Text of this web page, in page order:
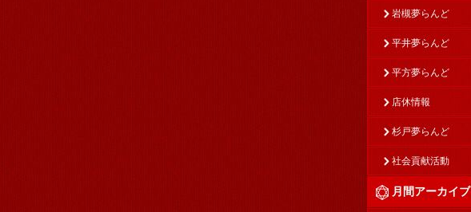
岩槻夢らんど
平井夢らんど
平方夢らんど
店休情報
杉戸夢らんど
社会貢献活動
月間アーカイブ